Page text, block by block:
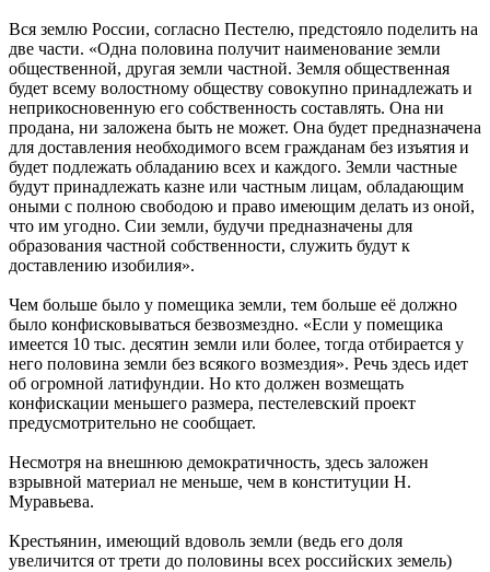
Вся землю России, согласно Пестелю, предстояло поделить на
две части. «Одна половина получит наименование земли
общественной, другая земли частной. Земля общественная
будет всему волостному обществу совокупно принадлежать и
неприкосновенную его собственность составлять. Она ни
продана, ни заложена быть не может. Она будет предназначена
для доставления необходимого всем гражданам без изъятия и
будет подлежать обладанию всех и каждого. Земли частные
будут принадлежать казне или частным лицам, обладающим
оными с полною свободою и право имеющим делать из оной,
что им угодно. Сии земли, будучи предназначены для
образования частной собственности, служить будут к
доставлению изобилия».
Чем больше было у помещика земли, тем больше её должно
было конфисковываться безвозмездно. «Если у помещика
имеется 10 тыс. десятин земли или более, тогда отбирается у
него половина земли без всякого возмездия». Речь здесь идет
об огромной латифундии. Но кто должен возмещать
конфискации меньшего размера, пестелевский проект
предусмотрительно не сообщает.
Несмотря на внешнюю демократичность, здесь заложен
взрывной материал не меньше, чем в конституции Н.
Муравьева.
Крестьянин, имеющий вдоволь земли (ведь его доля
увеличится от трети до половины всех российских земель)